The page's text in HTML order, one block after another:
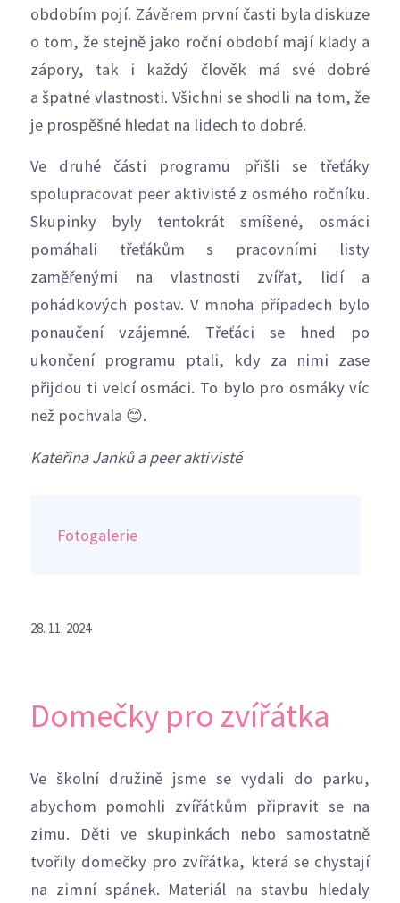
obdobím pojí. Závěrem první časti byla diskuze
o tom, že stejně jako roční období mají klady a
zápory, tak i každý člověk má své dobré
a špatné vlastnosti. Všichni se shodli na tom, že
je prospěšné hledat na lidech to dobré.
Ve druhé části programu přišli se třeťáky
spolupracovat peer aktivisté z osmého ročníku.
Skupinky byly tentokrát smíšené, osmáci
pomáhali třeťákům s pracovními listy
zaměřenými na vlastnosti zvířat, lidí a
pohádkových postav. V mnoha případech bylo
ponaučení vzájemné. Třeťáci se hned po
ukončení programu ptali, kdy za nimi zase
přijdou ti velcí osmáci. To bylo pro osmáky víc
než pochvala 😊.
Kateřina Janků a peer aktivisté
Fotogalerie
28. 11. 2024
Domečky pro zvířátka
Ve školní družině jsme se vydali do parku,
abychom pomohli zvířátkům připravit se na
zimu. Děti ve skupinkách nebo samostatně
tvořily domečky pro zvířátka, která se chystají
na zimní spánek. Materiál na stavbu hledaly